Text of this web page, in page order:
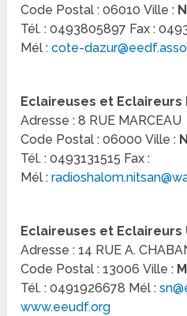
Code Postal : 06010 Ville :
Tél. : 0493805897 Fax :
Mél :cote-
Eclaireuses et
Adresse : 8 RUE MARCEAU
Code Postal : 06000 Ville :
Tél. : 0493131515 Fax :
Mél :
Eclaireuses et
Adresse : 14 RUE A.
Code Postal : 13006 Ville :
Tél. : 0491926678 Mél :
www.eeudf.org